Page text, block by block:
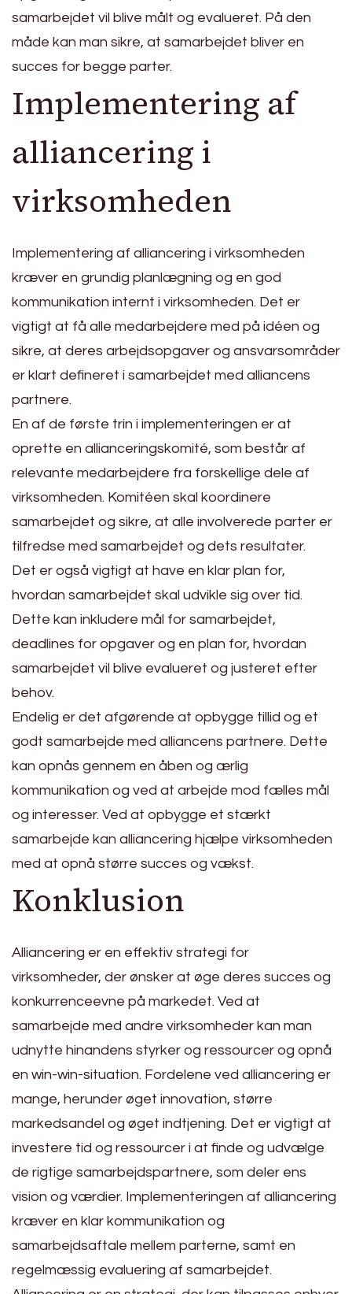
samarbejdet vil blive målt og evalueret. På den
måde kan man sikre, at samarbejdet bliver en
succes for begge parter.
Implementering af
alliancering i
virksomheden
Implementering af alliancering i virksomheden
kræver en grundig planlægning og en god
kommunikation internt i virksomheden. Det er
vigtigt at få alle medarbejdere med på idéen og
sikre, at deres arbejdsopgaver og ansvarsområder
er klart defineret i samarbejdet med alliancens
partnere.
En af de første trin i implementeringen er at
oprette en allianceringskomité, som består af
relevante medarbejdere fra forskellige dele af
virksomheden. Komitéen skal koordinere
samarbejdet og sikre, at alle involverede parter er
tilfredse med samarbejdet og dets resultater.
Det er også vigtigt at have en klar plan for,
hvordan samarbejdet skal udvikle sig over tid.
Dette kan inkludere mål for samarbejdet,
deadlines for opgaver og en plan for, hvordan
samarbejdet vil blive evalueret og justeret efter
behov.
Endelig er det afgørende at opbygge tillid og et
godt samarbejde med alliancens partnere. Dette
kan opnås gennem en åben og ærlig
kommunikation og ved at arbejde mod fælles mål
og interesser. Ved at opbygge et stærkt
samarbejde kan alliancering hjælpe virksomheden
med at opnå større succes og vækst.
Konklusion
Alliancering er en effektiv strategi for
virksomheder, der ønsker at øge deres succes og
konkurrenceevne på markedet. Ved at
samarbejde med andre virksomheder kan man
udnytte hinandens styrker og ressourcer og opnå
en win-win-situation. Fordelene ved alliancering er
mange, herunder øget innovation, større
markedsandel og øget indtjening. Det er vigtigt at
investere tid og ressourcer i at finde og udvælge
de rigtige samarbejdspartnere, som deler ens
vision og værdier. Implementeringen af alliancering
kræver en klar kommunikation og
samarbejdsaftale mellem parterne, samt en
regelmæssig evaluering af samarbejdet.